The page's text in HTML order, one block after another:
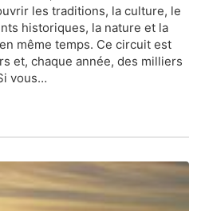
les traditions, la culture, le
historiques, la nature et la
même temps. Ce circuit est
et, chaque année, des milliers
vous…